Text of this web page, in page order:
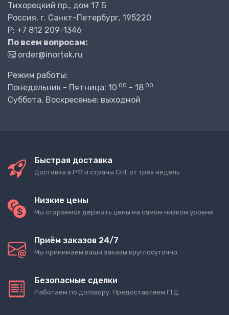
Тихорецкий пр., дом 17 Б
Россия, г. Санкт-Петербург, 195220
P: +7 812 209-1346
По всем вопросам:
order@inortek.ru
Режим работы:
Понедельник - Пятница: 10 00 - 18 00
Суббота, Воскресенье: выходной
Быстрая доставка
Доставка в РФ и страны СНГ от трёх недель
Низкие цены
Мы стараемся держать цены на самом низком уровне
Приём заказов 24/7
Мы принимаем ваши заказы круглосуточно
Безопасные сделки
Работаем по договору. Предоставляем ГТД.